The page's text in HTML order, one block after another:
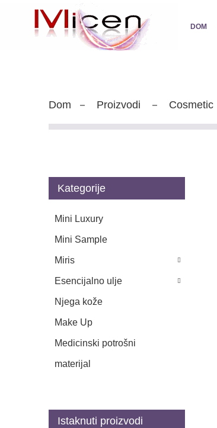
DOM
Dom Proizvodi Cosmetic
Kategorije
Mini Luxury
Mini Sample
Miris
Esencijalno ulje
Njega kože
Make Up
Medicinski potrošni
materijal
Istaknuti proizvodi